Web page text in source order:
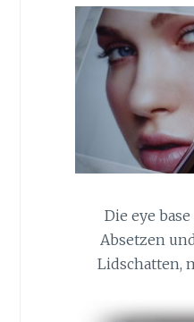
Die eye
Absetzen
Lidschatten,